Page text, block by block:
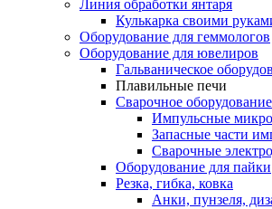
Линия обработки янтаря
Кулькарка своими
Оборудование для геммологов
Оборудование для ювелиров
Гальваническое
Плавильные печи
Сварочное оборудование
Импульсные
Запасные части
Сварочные
Оборудование для пайки
Резка, гибка, ковка
Анки, пунзеля,